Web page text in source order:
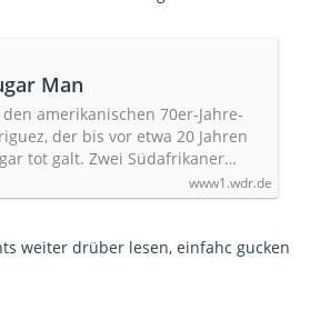
Man
amerikanischen 70er-Jahre-
der bis vor etwa 20 Jahren
tot galt. Zwei Südafrikaner…
www1.wdr.de
weiter drüber lesen, einfahc gucken